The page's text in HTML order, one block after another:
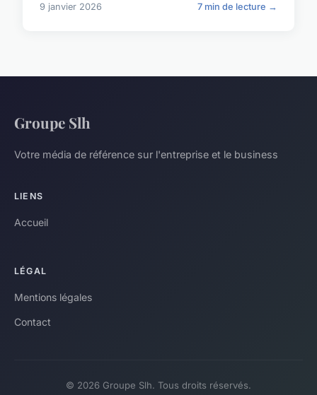
9 janvier 2026 7 min de lecture →
Groupe Slh
Votre média de référence sur l'entreprise et le business
LIENS
Accueil
LÉGAL
Mentions légales
Contact
© 2026 Groupe Slh. Tous droits réservés.